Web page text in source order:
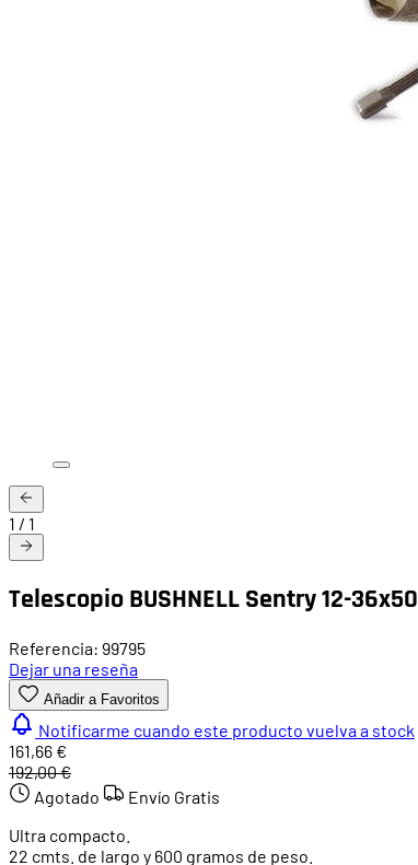
1 / 1
Telescopio BUSHNELL Sentry 12-36x50
Referencia: 99795
Dejar una reseña
Añadir a Favoritos
Notificarme cuando este producto vuelva a stock
161,66 €
192,00 €
Agotado
Envío Gratis
Ultra compacto.
22 cmts. de largo y 600 gramos de peso.